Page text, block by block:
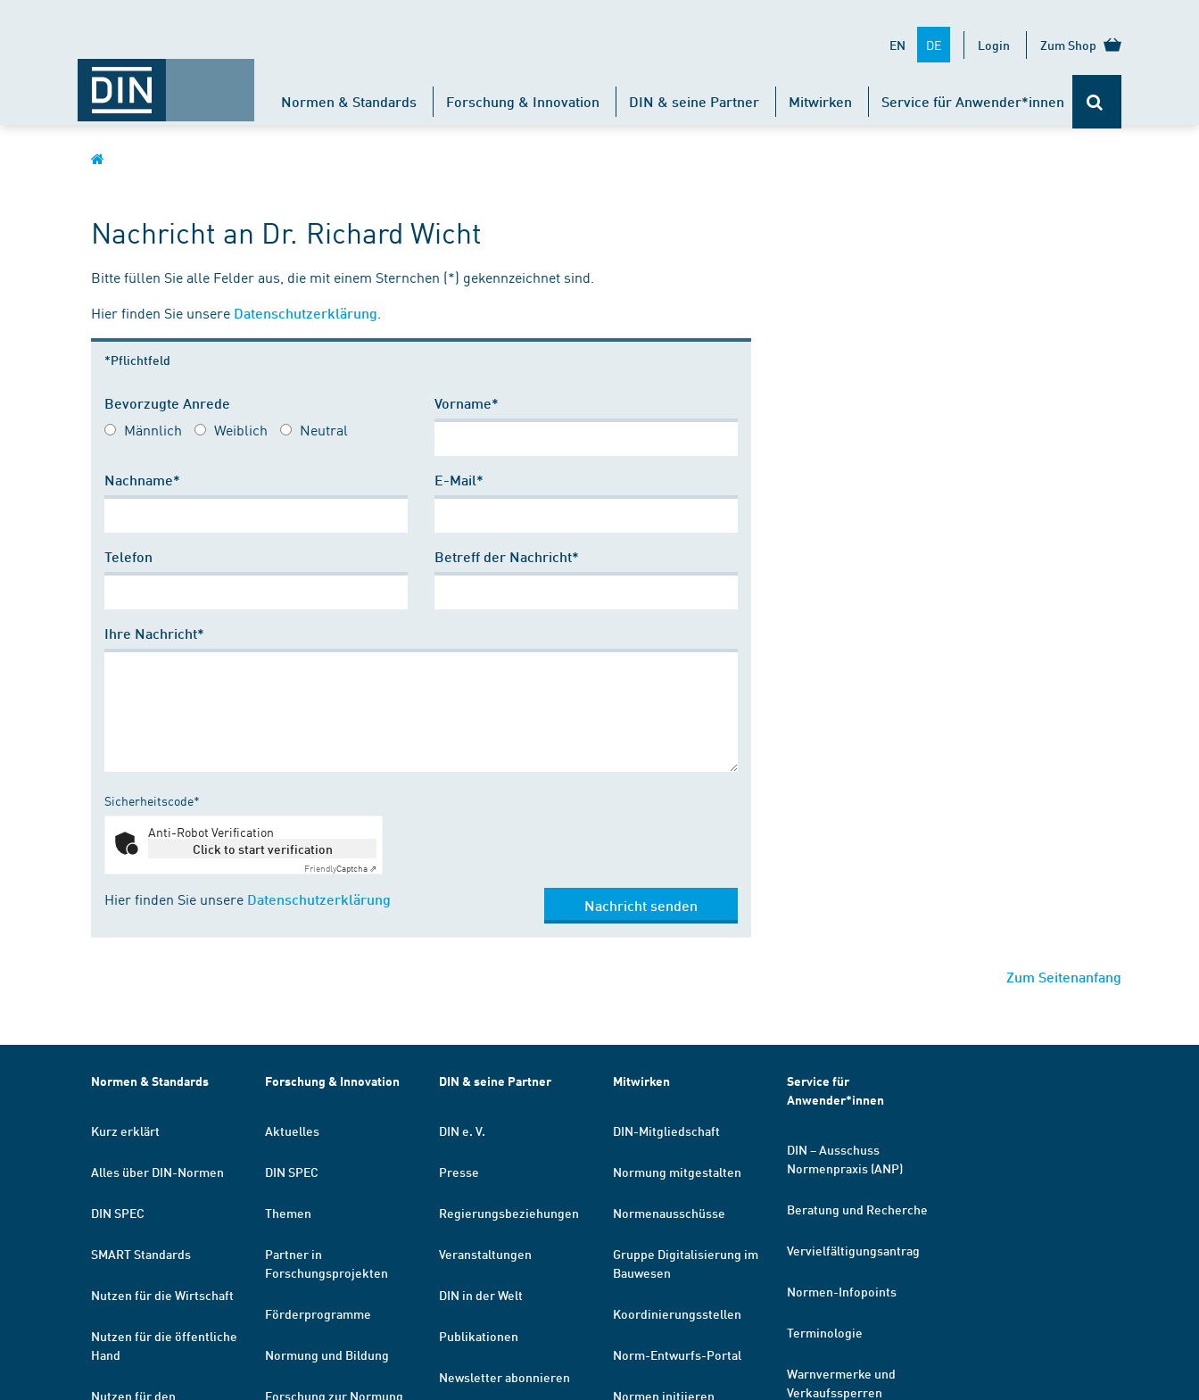
EN DE Login Zum Shop
Normen & Standards Forschung & Innovation DIN & seine Partner Mitwirken Service für Anwender*innen
Nachricht an Dr. Richard Wicht
Bitte füllen Sie alle Felder aus, die mit einem Sternchen (*) gekennzeichnet sind.
Hier finden Sie unsere Datenschutzerklärung
*Pflichtfeld
Bevorzugte Anrede
Männlich Weiblich Neutral
Vorname*
Nachname* E-Mail*
Telefon Betreff der Nachricht*
Ihre Nachricht*
Sicherheitscode*
Anti-Robot Verification
Click to start verification
FriendlyCaptcha ⇗
Hier finden Sie unsere Datenschutzerklärung Nachricht senden
Zum Seitenanfang
Normen & Standards
Kurz erklärt
Alles über DIN-Normen
DIN SPEC
SMART Standards
Nutzen für die Wirtschaft
Nutzen für die öffentliche
Hand
Nutzen für den
Forschung & Innovation
Aktuelles
DIN SPEC
Themen
Partner in
Forschungsprojekten
Förderprogramme
Normung und Bildung
Forschung zur Normung
DIN & seine Partner
DIN e. V.
Presse
Regierungsbeziehungen
Veranstaltungen
DIN in der Welt
Publikationen
Newsletter abonnieren
Mitwirken
DIN-Mitgliedschaft
Normung mitgestalten
Normenausschüsse
Gruppe Digitalisierung im
Bauwesen
Koordinierungsstellen
Norm-Entwurfs-Portal
Normen initiieren
Service für
Anwender*innen
DIN – Ausschuss
Normenpraxis (ANP)
Beratung und Recherche
Vervielfältigungsantrag
Normen-Infopoints
Terminologie
Warnvermerke und
Verkaufssperren